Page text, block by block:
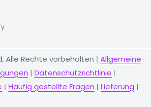
Alle Rechte vorbehalten | Allgemeine
| Datenschutzrichtlinie |
| Häufig gestellte Fragen | Lieferung |